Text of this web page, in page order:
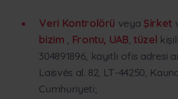
Veri Kontrolörü veya Şirket
bizim
Frontu, UAB ,tüzel
304891896, kayıtlı ofis adresi
Laisvės al. 82, LT-44250,
Cumhuriyeti;